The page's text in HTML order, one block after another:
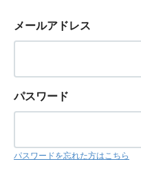
メールアドレス
パスワード
パスワードを忘れた方はこちら